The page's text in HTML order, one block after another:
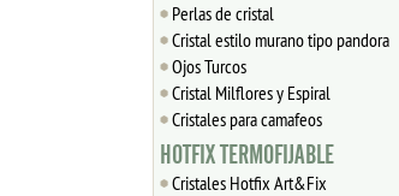
Perlas de cristal
Cristal estilo murano tipo pandora
Ojos Turcos
Cristal Milflores y Espiral
Cristales para camafeos
HOTFIX TERMOFIJABLE
Cristales Hotfix Art&Fix